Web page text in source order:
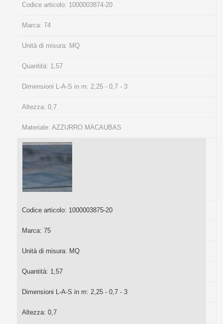
Codice articolo: 1000003874-20
Marca: 74
Unità di misura: MQ
Quantità: 1,57
Dimensioni L-A-S in m: 2,25 - 0,7 - 3
Altezza: 0,7
Materiale: AZZURRO MACAUBAS
Codice articolo: 1000003875-20
Marca: 75
Unità di misura: MQ
Quantità: 1,57
Dimensioni L-A-S in m: 2,25 - 0,7 - 3
Altezza: 0,7